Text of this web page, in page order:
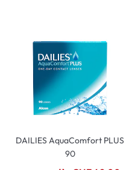
DAILIES AquaComfort PLUS
90